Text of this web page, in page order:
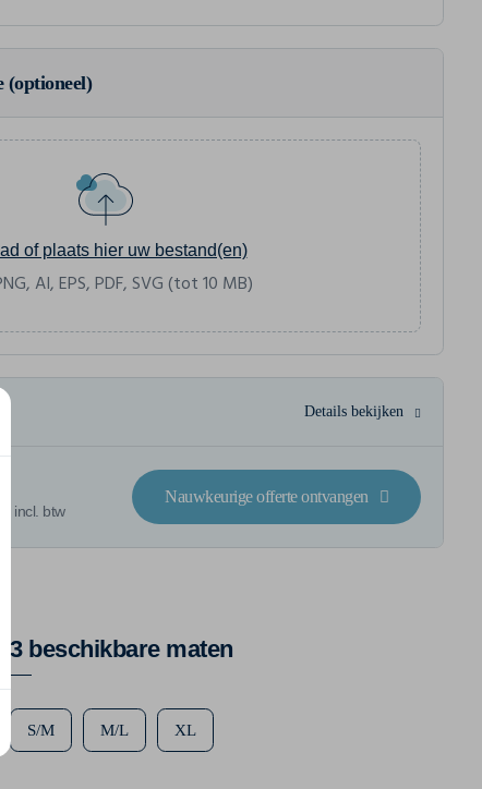
(optioneel)
of plaats hier uw bestand(en)
AI, EPS, PDF, SVG (tot 10 MB)
Details bekijken
incl. btw
Nauwkeurige offerte ontvangen
3 beschikbare maten
S/M M/L XL